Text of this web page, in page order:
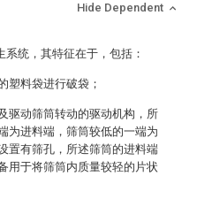
Hide Dependent
统，其特征在于，包括：
塑料袋进行破袋；
驱动筛筒转动的驱动机构，所
为进料端，筛筒较低的一端为
置有筛孔，所述筛筒的进料端
用于将筛筒内质量较轻的片状